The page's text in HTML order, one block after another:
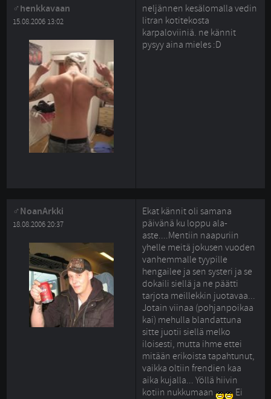
henkkavaan
15.08.2006 13:02
neljännen kesälomalla vedin
litran kotitekosta
karpaloviiniä. ne kännit
pysyy aina mieles :D
NoanArkki
18.08.2006 20:37
Ekat kännit oli samana
päivänä ku loppu ala-
aste....Mentiin naapuriin
yhelle meitä jokusen vuoden
vanhemmalle tyypille
hengailee ja sen systeri ja se
dokaili siellä ja ne päätti
tarjota meillekkin juotavaa...
Jotain viinaa (pohjanpoikaa
kai) mehulla blandattuna
sitte juotii siellä melko
iloisesti, mutta ihme ettei
mitään erikoista tapahtunut,
vaikka oltiin frendien kaa
aika kujalla... Yöllä hiivin
kotiin nukkumaan
Ei